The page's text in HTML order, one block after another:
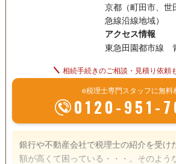
京都（町田市、世
急線沿線地域）
アクセス情報
東急田園都市線
相続手続きのご相談・見積り依頼
e税理士専門スタッフに無料
0120-951-
銀行や不動産会社で税理士の紹介を受け
額が高くて困っている・・・。そのよう